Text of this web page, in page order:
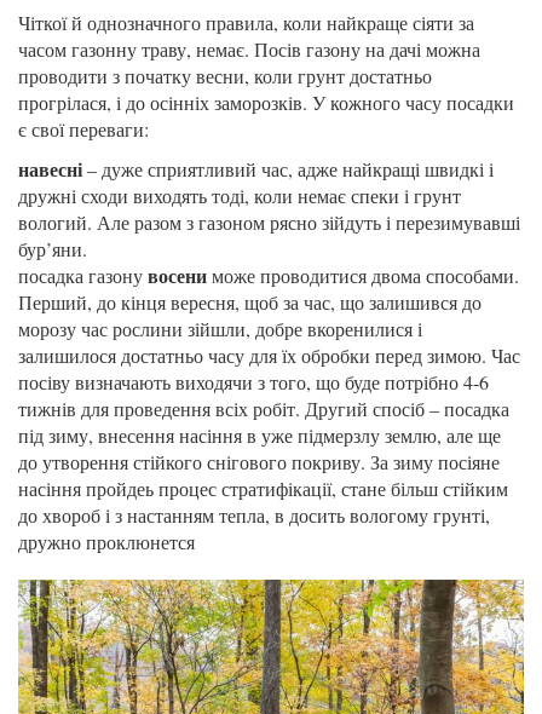
Чіткої й однозначного правила, коли найкраще сіяти за
часом газонну траву, немає. Посів газону на дачі можна
проводити з початку весни, коли грунт достатньо
прогрілася, і до осінніх заморозків. У кожного часу посадки
є свої переваги:
навесні– дуже сприятливий час, адже найкращі швидкі і
дружні сходи виходять тоді, коли немає спеки і грунт
вологий. Але разом з газоном рясно зійдуть і перезимувавші
бур’яни.
посадка газонувосениможе проводитися двома способами.
Перший, до кінця вересня, щоб за час, що залишився до
морозу час рослини зійшли, добре вкоренилися і
залишилося достатньо часу для їх обробки перед зимою. Час
посіву визначають виходячи з того, що буде потрібно 4-6
тижнів для проведення всіх робіт. Другий спосіб – посадка
під зиму, внесення насіння в уже підмерзлу землю, але ще
до утворення стійкого снігового покриву. За зиму посіяне
насіння пройдеь процес стратифікації, стане більш стійким
до хвороб і з настанням тепла, в досить вологому грунті,
дружно проклюнется